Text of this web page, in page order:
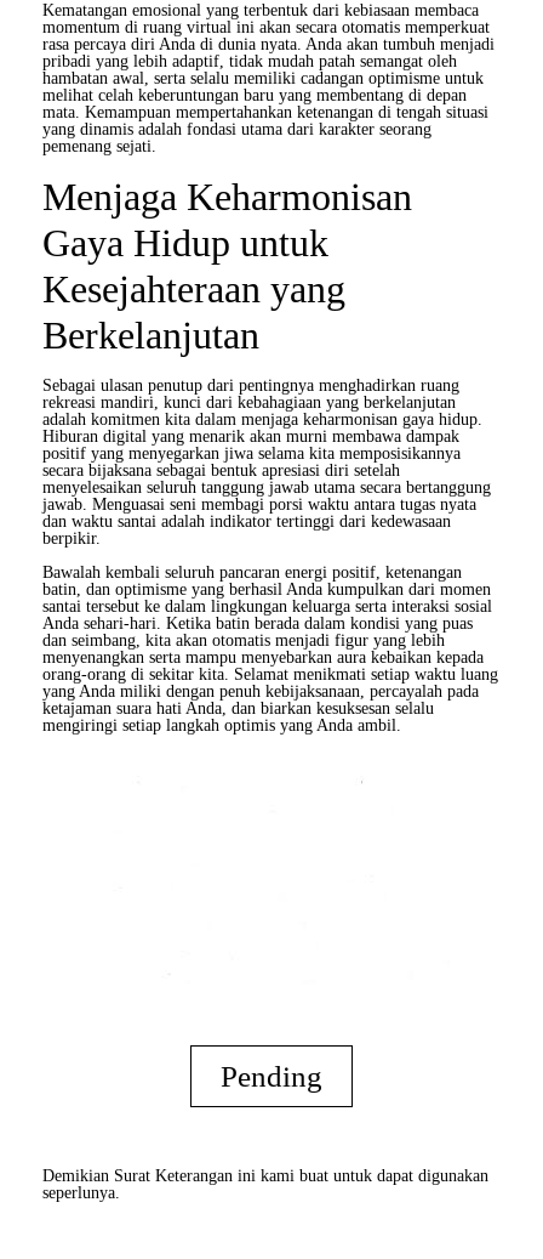
Kematangan emosional yang terbentuk dari kebiasaan membaca
momentum di ruang virtual ini akan secara otomatis memperkuat
rasa percaya diri Anda di dunia nyata. Anda akan tumbuh menjadi
pribadi yang lebih adaptif, tidak mudah patah semangat oleh
hambatan awal, serta selalu memiliki cadangan optimisme untuk
melihat celah keberuntungan baru yang membentang di depan
mata. Kemampuan mempertahankan ketenangan di tengah situasi
yang dinamis adalah fondasi utama dari karakter seorang
pemenang sejati.
Menjaga Keharmonisan
Gaya Hidup untuk
Kesejahteraan yang
Berkelanjutan
Sebagai ulasan penutup dari pentingnya menghadirkan ruang
rekreasi mandiri, kunci dari kebahagiaan yang berkelanjutan
adalah komitmen kita dalam menjaga keharmonisan gaya hidup.
Hiburan digital yang menarik akan murni membawa dampak
positif yang menyegarkan jiwa selama kita memposisikannya
secara bijaksana sebagai bentuk apresiasi diri setelah
menyelesaikan seluruh tanggung jawab utama secara bertanggung
jawab. Menguasai seni membagi porsi waktu antara tugas nyata
dan waktu santai adalah indikator tertinggi dari kedewasaan
berpikir.
Bawalah kembali seluruh pancaran energi positif, ketenangan
batin, dan optimisme yang berhasil Anda kumpulkan dari momen
santai tersebut ke dalam lingkungan keluarga serta interaksi sosial
Anda sehari-hari. Ketika batin berada dalam kondisi yang puas
dan seimbang, kita akan otomatis menjadi figur yang lebih
menyenangkan serta mampu menyebarkan aura kebaikan kepada
orang-orang di sekitar kita. Selamat menikmati setiap waktu luang
yang Anda miliki dengan penuh kebijaksanaan, percayalah pada
ketajaman suara hati Anda, dan biarkan kesuksesan selalu
mengiringi setiap langkah optimis yang Anda ambil.
Pending
Demikian Surat Keterangan ini kami buat untuk dapat digunakan
seperlunya.